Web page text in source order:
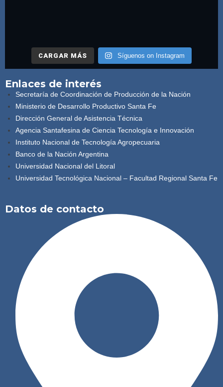
CARGAR MÁS Síguenos on Instagram
Enlaces de interés
Secretaría de Coordinación de Producción de la Nación
Ministerio de Desarrollo Productivo Santa Fe
Dirección General de Asistencia Técnica
Agencia Santafesina de Ciencia Tecnología e Innovación
Instituto Nacional de Tecnología Agropecuaria
Banco de la Nación Argentina
Universidad Nacional del Litoral
Universidad Tecnológica Nacional – Facultad Regional Santa Fe
Datos de contacto